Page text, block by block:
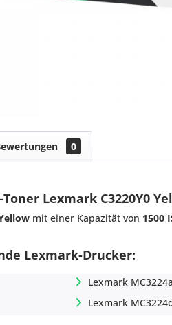
0
Lexmark C3220Y0
mit einer Kapazität von 1500
Lexmark-Drucker:
Lexmark
Lexmark